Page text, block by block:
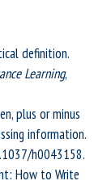
definition.
Learning,
plus or minus
information.
h0043158.
How to Write